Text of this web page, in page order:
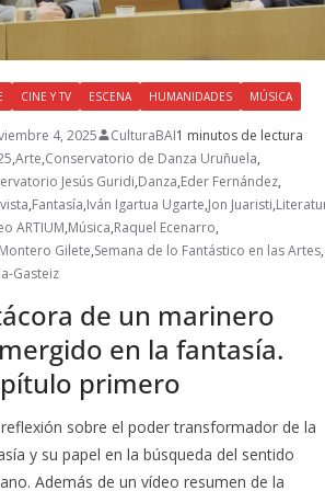
CINE Y TV ESCENA HUMANIDADES MÚSICA
4, 2025 CulturaBAI1 minutos de lectura
,Arte,Conservatorio de Danza Uruñuela,
Jesús Guridi,Danza,Eder Fernández,
,Fantasía,Iván Igartua Ugarte,Jon Juaristi,
ARTIUM,Música,Raquel Ecenarro,
Gilete,Semana de lo Fantástico en las Artes,
Gasteiz
de un marinero
en la fantasía.
primero
sobre el poder transformador de la
y su papel en la búsqueda del sentido
Además de un vídeo resumen de la